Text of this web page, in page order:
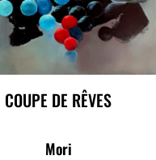
COUPE DE RÊVES
Mori